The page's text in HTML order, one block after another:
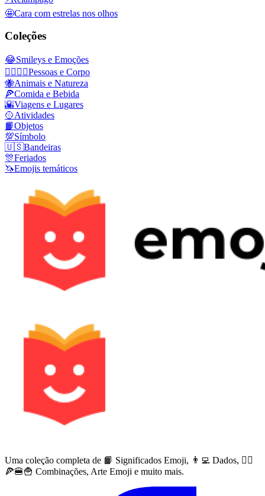
🤩Cara com estrelas nos olhos
Coleções
😂Smileys e Emoções
👩‍❤️‍💋‍👨Pessoas e Corpo
🐝Animais e Natureza
🍕Comida e Bebida
🌇Viagens e Lugares
🥎Atividades
📙Objetos
💯Símbolo
🇺🇸Bandeiras
🎊Feriados
🦄Emojis temáticos
Uma coleção completa de 📙 Significados Emoji, 👨‍💻 Dados, 🙅‍♀️
🍕🍔🍟 Combinações, Arte Emoji e muito mais.